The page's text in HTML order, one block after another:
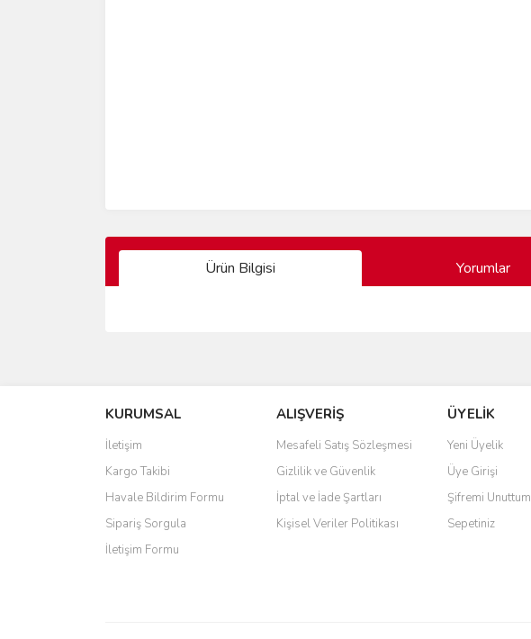
Ürün Bilgisi Yorumlar
Ürün resmi kalitesiz, bozuk veya görüntülenemiyor.
Ürün açıklamasında eksik bilgiler bulunuyor.
Ürün bilgilerinde hatalar bulunuyor.
Ürün fiyatı diğer sitelerden daha pahalı.
Bu ürüne benzer farklı alternatifler olmalı.
KURUMSAL
İletişim
Kargo Takibi
Havale Bildirim Formu
Sipariş Sorgula
İletişim Formu
ALIŞVERİŞ
Mesafeli Satış Sözleşmesi
Gizlilik ve Güvenlik
İptal ve İade Şartları
Kişisel Veriler Politikası
ÜYELİK
Yeni Üyelik
Üye Girişi
Şifremi Unuttum
Sepetiniz